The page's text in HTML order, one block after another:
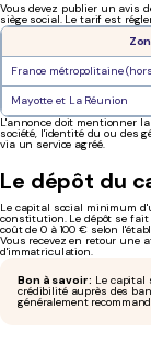
Vous devez publier un avis
siège social. Le tarif est
France métropolitaine
Mayotte et La Réunion
L'annonce doit mentionner
société, l'identité du ou des
via un service agréé.
Le dépôt du
Le capital social minimum
constitution. Le dépôt se
coût de 0 à 100 € selon
Vous recevez en retour une
d'immatriculation.
Bon à savoir : Le capital
crédibilité auprès des
généralement